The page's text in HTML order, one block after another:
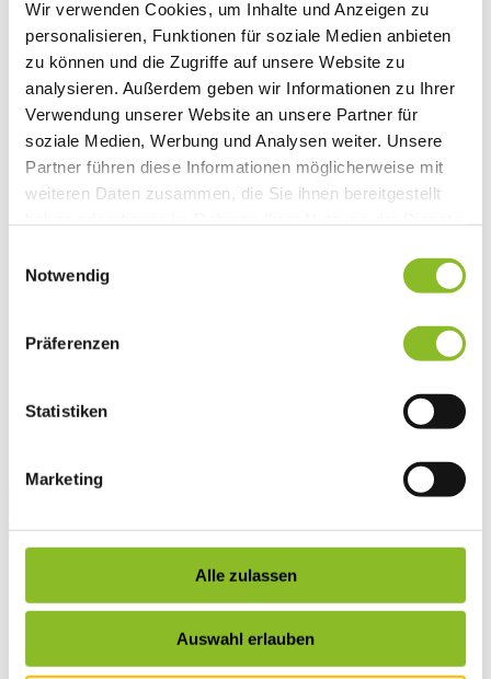
Wir verwenden Cookies, um Inhalte und Anzeigen zu
personalisieren, Funktionen für soziale Medien anbieten
zu können und die Zugriffe auf unsere Website zu
analysieren. Außerdem geben wir Informationen zu Ihrer
Verwendung unserer Website an unsere Partner für
soziale Medien, Werbung und Analysen weiter. Unsere
Partner führen diese Informationen möglicherweise mit
weiteren Daten zusammen, die Sie ihnen bereitgestellt
Notwendig
Präferenzen
Statistiken
Marketing
Alle zulassen
Auswahl erlauben
Vereinsleben
Vereinsservice
Liste der Frastanzer Vereine
Veranstaltungen
Veranstaltungskalender
Wirtschaft
Unternehmen & Standort
Nahversorgerliste
Betriebe
Wirtschaftsstandort Frastanz
News